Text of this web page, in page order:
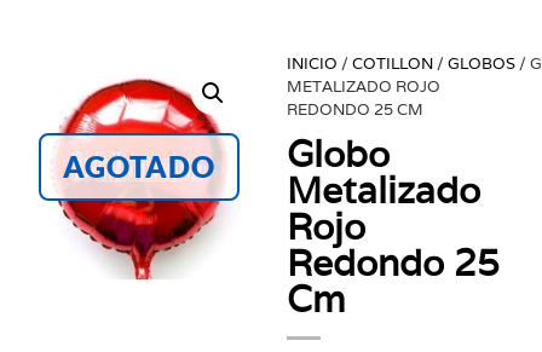
AGOTADO
INICIO /COTILLON /GLOBOS /
METALIZADO ROJO
REDONDO 25 CM
Globo
Metalizado
Rojo
Redondo 25
Cm